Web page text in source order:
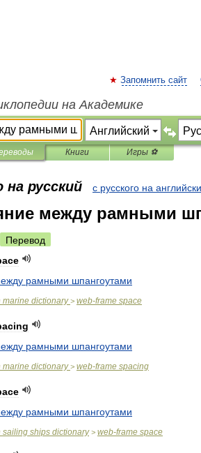
Запомнить сайт
на Академике
Книги Игры ⚽
на русский с русского на
между рамными
Перевод
рамными шпангоутами
marine dictionary > web-frame space
рамными шпангоутами
marine dictionary > web-frame spacing
рамными шпангоутами
sailing ships dictionary> web-frame space